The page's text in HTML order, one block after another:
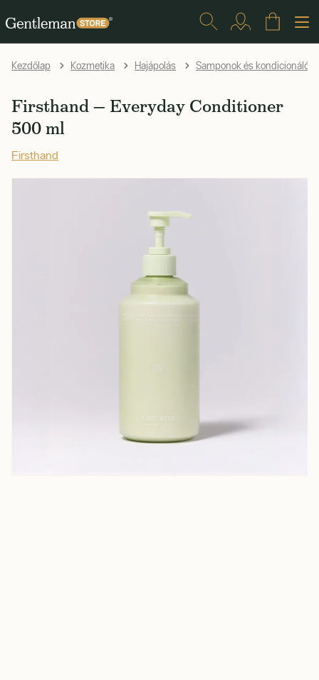
Kezdőlap Kozmetika Hajápolás Samponok és kondicionálók
Firsthand — Everyday Conditioner
500 ml
Firsthand